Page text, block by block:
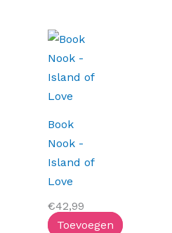
Book
Nook -
Island of
Love
€42,99
Toevoegen